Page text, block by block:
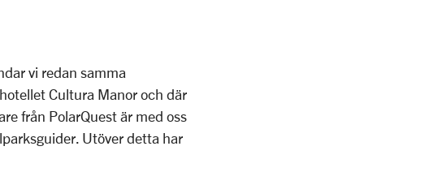
vi redan samma
Cultura Manor och där
från PolarQuest är med oss
Utöver detta har